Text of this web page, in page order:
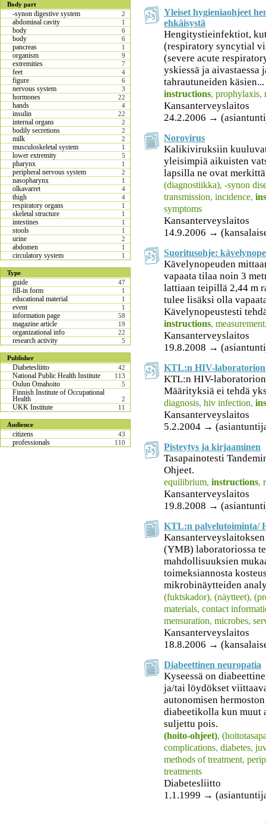
Body part
-synon digestive system 2
abdominal cavity 1
body 6
body 6
pancreas 1
organism 9
extremities 7
feet 4
figure 6
nervous system 3
hormones 22
hands 4
insulin 22
internal organs 2
bodily secretions 2
milk 2
musculoskeletal system 1
lower extremity 5
pharynx 1
peripheral nervous system 2
nasopharynx 1
olkavarret 4
thigh 4
respiratory organs 1
skeletal structure 1
intestines 1
stools 1
urine 2
abdomen 1
circulatory system 1
Type
guide 47
fill-in form 1
educational material 1
event 1
information page 58
magazine article 19
organizational info 22
research activity 5
Publisher
Diabetesliitto 42
National Public Health Institute 113
Oulun Omahoito 5
Finnish Institute of Occupational
Health 2
UKK Institute 11
Audience
citizens 43
professionals 110
Yleiset hygieniaohjeet
ehkäisystä
Hengitystieinfektiot,
(respiratory syncytial
(severe acute
yskiessä ja
tahrautuneiden käsien...
instructions, prophylaxis,
Kansanterveyslaitos
24.2.2006 →
Norovirus
Kalikiviruksiin
yleisimpiä aikuisten
lapsilla ne ovat
(diagnostiikka), -synon
transmission, incidence,
symptoms
Kansanterveyslaitos
14.9.2006 →
Suoritusohje:
Kävelynopeuden
vapaata tilaa noin 3
lattiaan teipillä 2,44 m
tulee lisäksi olla
Kävelynopeustesti
instructions, measurement
Kansanterveyslaitos
19.8.2008 →
KTL:n HIV-laboratorion
KTL:n HIV-
Määrityksiä ei tehdä
diagnosis, hiv infection,
Kansanterveyslaitos
5.2.2004 →
Pisteytys ja kirjaaminen
Tasapainotesti
Ohjeet.
equilibrium, instructions,
Kansanterveyslaitos
19.8.2008 →
KTL:n palvelutoiminta/
(YMB) laboratoriossa
mahdollisuuksien
toimeksiannosta
mikrobinäytteiden
(fuktskador), (näytteet),
materials, contact
mensuration, microbes,
Kansanterveyslaitos
18.8.2006 →
Diabeettinen neuropatia
Kyseessä on
ja/tai löydökset
autonomisen
diabeetikolla kun muut
suljettu pois.
(hoito-ohjeet),
complications, diabetes,
methods of treatment,
treatments
Diabetesliitto
1.1.1999 →